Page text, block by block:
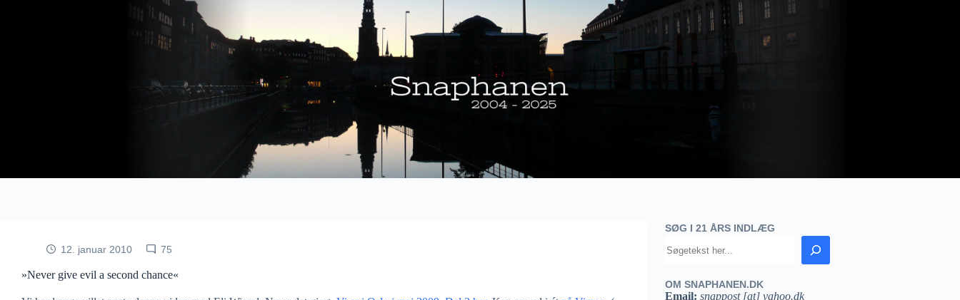
12. januar 2010 75
»Never give evil a second chance«
SØG I 21 ÅRS INDLÆG
OM SNAPHANEN.DK
Email: snappost [at] yahoo.dk